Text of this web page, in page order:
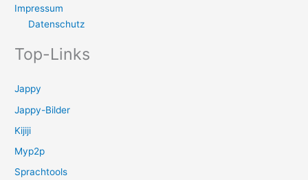
Impressum
Datenschutz
Top-Links
Jappy
Jappy-Bilder
Kijiji
Myp2p
Sprachtools